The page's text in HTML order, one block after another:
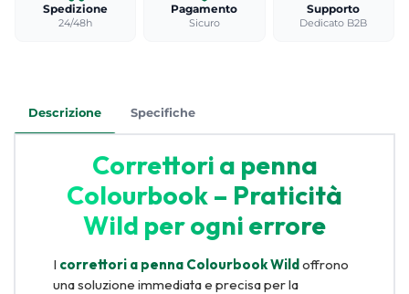
Spedizione
24/48h
Pagamento
Sicuro
Supporto
Dedicato B2B
Descrizione Specifiche
Correttori a penna
Colourbook – Praticità
Wild per ogni errore
I correttori a penna Colourbook Wildoffrono
una soluzione immediata e precisa per la